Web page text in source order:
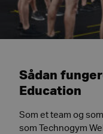
Sådan
Education
Som et team og
som Technogym